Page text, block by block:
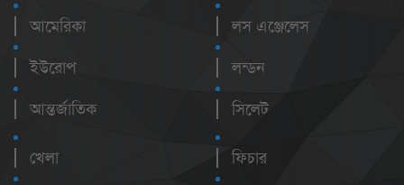
আমেরিকা
ইউরোপ
আন্তর্জাতিক
লস এঞ্জেলেস
লন্ডন
সিলেট
খেলা
ফিচার